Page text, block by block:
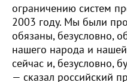
ограничению систем
2003 году. Мы были
обязаны, безусловно,
нашего народа и
сейчас и, безусловно,
— сказал российский